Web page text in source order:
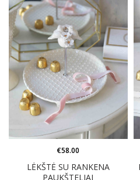
LĖKŠTĖ SU RANKENA
PAUKŠTELIAI
€58.00